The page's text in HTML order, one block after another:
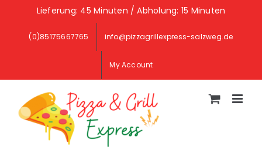
content
Lieferung: 45 Minuten / Abholung: 15 Minuten
(0)85175667765 info@pizzagrillexpress-salzweg.de
My Account